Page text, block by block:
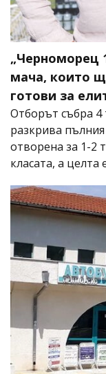
„Черноморец
мача, които
готови за
Отборът събра
разкрива
отворена за 1-2
класата, а